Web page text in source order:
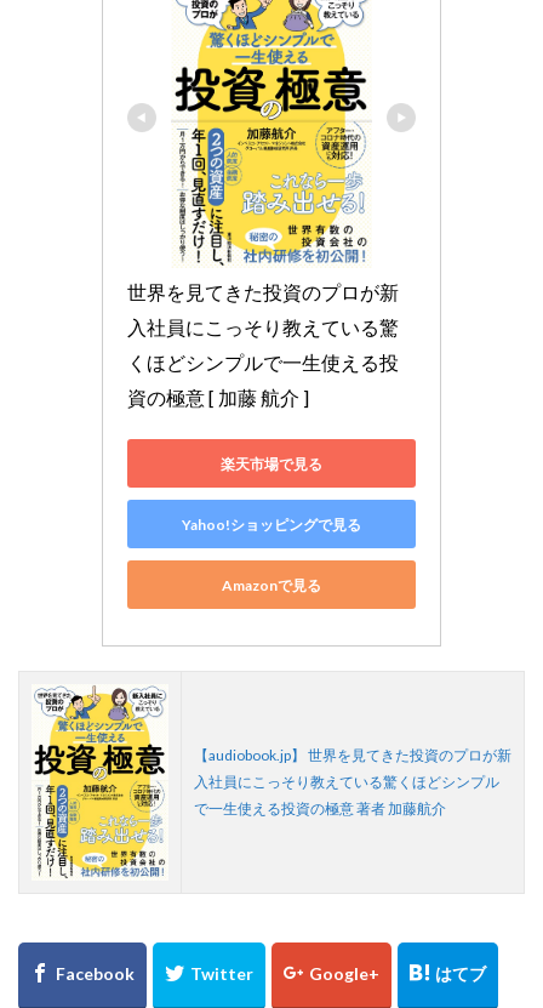
世界を見てきた投資のプロが新
入社員にこっそり教えている驚
くほどシンプルで一生使える投
資の極意 [ 加藤 航介 ]
楽天市場で見る
Yahoo!ショッピングで見る
Amazonで見る
【audiobook.jp】 世界を見てきた投資のプロが新
入社員にこっそり教えている驚くほどシンプル
で一生使える投資の極意 著者 加藤航介